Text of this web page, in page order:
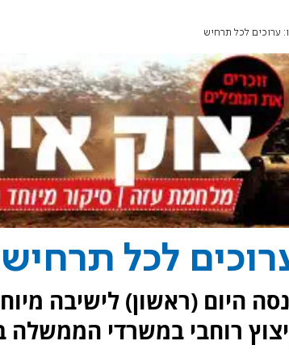
ערוכים לכל תרחיש
לכל תרחיש
היום (ראשון) לישיבה
רוחבי במשרדי הממשלה